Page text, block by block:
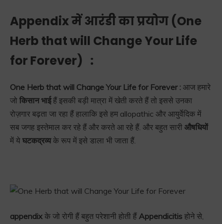
Appendix में आरंडी का प्रयोग (One
Herb that will Change Your Life
for Forever) :
One Herb that will Change Your Life for Forever : आज हमारे
जो किसान भाईहैं इसकी बड़ी मात्रा में खेती करते हैं तो इससे उनका
रोज़गार बढ़ता जा रहा हैं हालाकि इसे हम allopathic और आयुर्वेदिक में
सब जगह इस्तेमाल कर रहे हैं और करते आ रहे हैं. और बहुत सारी औषधियों
में ये घटकद्रव्यके रूप में इसे डाला भी जाता हैं.
appendix के जो रोगी हैं बहुत परेशानी होती हैं Appendicitis होने से,